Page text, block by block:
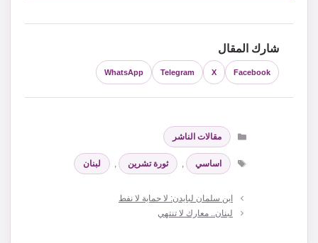
شارك المقال
Facebook
X
Telegram
WhatsApp
التصنيفات
مقالات الناشر
الوسوم
اساسي , ثورة تشرين , لبنان
ابن سلمان لبايدن: لا حماية لا نفط
لبنان.. معارك لا تنتهي